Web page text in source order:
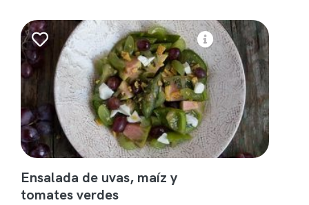
Ensalada de uvas, maíz y
tomates verdes